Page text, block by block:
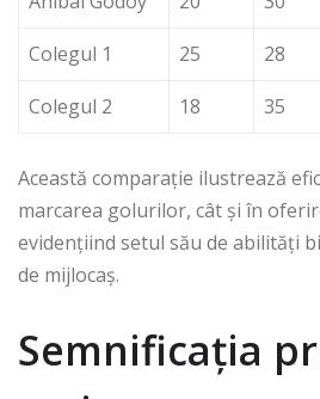
Colegul 1
25 28
Colegul 2
18 35
Această comparație ilustrează
marcarea golurilor, cât și în
evidențiind setul său de abilități
de mijlocaș.
Semnificația